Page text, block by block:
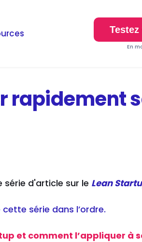
En
série d'article sur le Lean
série dans l’ordre.
et comment l’appliquer à